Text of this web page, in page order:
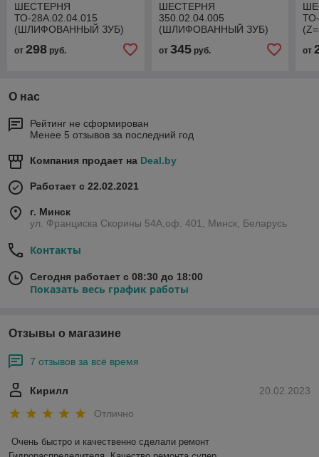
ШЕСТЕРНЯ
ТО-28А.02.04.015
(ШЛИФОВАННЫЙ ЗУБ)
от 298 руб.
ШЕСТЕРНЯ
350.02.04.005
(ШЛИФОВАННЫЙ ЗУБ)
от 345руб. от
О нас
Рейтинг не сформирован
Менее 5 отзывов за последний год
Компания продает на Deal.by
Работает с 22.02.2021
г. Минск
ул. Франциска Скорины 54А,оф. 401, Минск, Беларусь
Контакты
Сегодня работает с 08:30 до 18:00
Показать весь график работы
Отзывы о магазине
7 отзывов за всё время
20.02.2023
Кирилл
Отлично
Очень быстро и качественно сделали ремонт